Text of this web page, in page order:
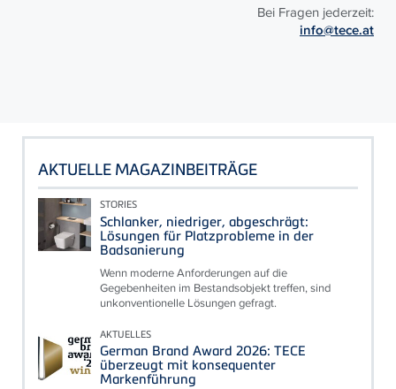
Bei Fragen jederzeit:
info@tece.at
AKTUELLE MAGAZINBEITRÄGE
STORIES
Schlanker, niedriger, abgeschrägt:
Lösungen für Platzprobleme in der
Badsanierung
Wenn moderne Anforderungen auf die
Gegebenheiten im Bestandsobjekt treffen, sind
unkonventionelle Lösungen gefragt.
AKTUELLES
German Brand Award 2026: TECE
überzeugt mit konsequenter
Markenführung